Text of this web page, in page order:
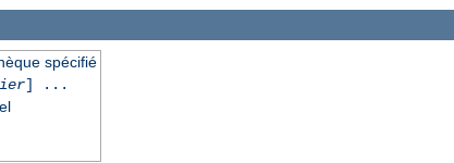
spécifié
] ...